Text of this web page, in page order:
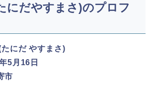
にだやすまさ)のプロフ
にだ やすまさ)
5月16日
市